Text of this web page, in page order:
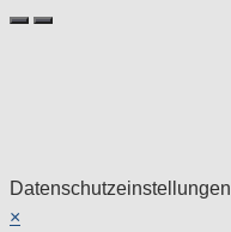
Datenschutzeinstellungen
×